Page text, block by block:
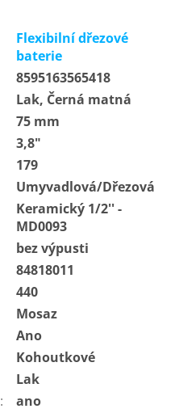
Flexibilní dřezové
baterie
8595163565418
Lak, Černá matná
75 mm
3,8"
179
Umyvadlová/Dřezová
Keramický 1/2'' -
MD0093
bez výpusti
84818011
440
Mosaz
Ano
Kohoutkové
Lak
:
ano